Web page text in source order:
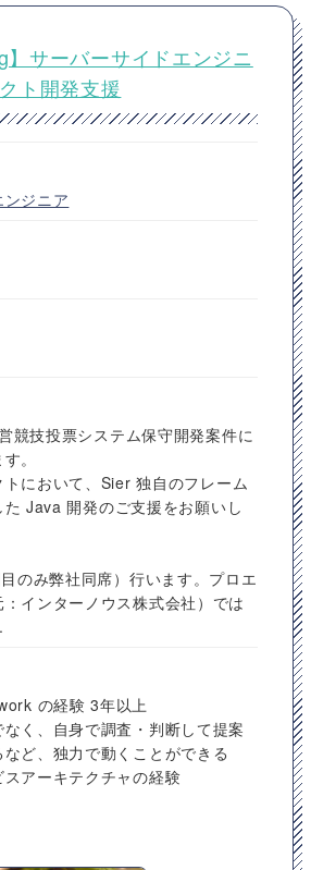
】サーバーサイドエンジニ
ト開発支援
ジニア
競技投票システム保守開発案件に
。
において、Sier 独自のフレーム
た Java 開発のご支援をお願いし
のみ弊社同席）行います。プロエ
インターノウス株式会社）では
の経験 3年以上
なく、自身で調査・判断して提案
ど、独力で動くことができる
スアーキテクチャの経験